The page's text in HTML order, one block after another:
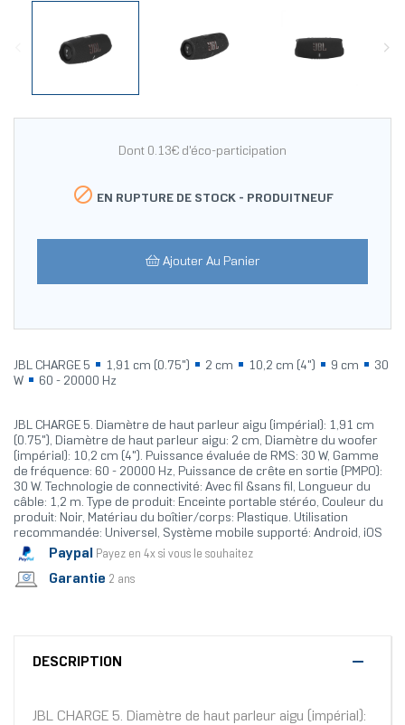
Dont 0.13€ d'éco-participation
 EN RUPTURE DE STOCK - PRODUITNEUF
Ajouter Au Panier
JBL CHARGE 5 1,91 cm (0.75") 2 cm 10,2 cm (4") 9 cm
30
W
60 - 20000 Hz
JBL CHARGE 5. Diamètre de haut parleur aigu (impérial): 1,91 cm
(0.75"), Diamètre de haut parleur aigu: 2 cm, Diamètre du woofer
(impérial): 10,2 cm (4"). Puissance évaluée de RMS: 30 W, Gamme
de fréquence: 60 - 20000 Hz, Puissance de crête en sortie (PMPO):
30 W. Technologie de connectivité: Avec fil &sans fil, Longueur du
câble: 1,2 m. Type de produit: Enceinte portable stéréo, Couleur du
produit: Noir, Matériau du boîtier/corps: Plastique. Utilisation
recommandée: Universel, Système mobile supporté: Android, iOS
Paypal Payez en 4x si vous le souhaitez
Garantie 2 ans
DESCRIPTION
JBL CHARGE 5. Diamètre de haut parleur aigu (impérial):